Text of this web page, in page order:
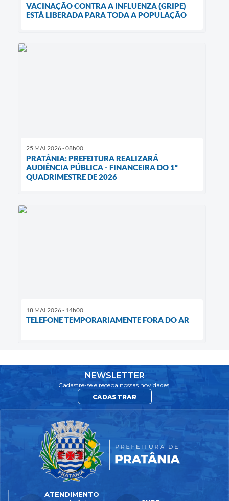
VACINAÇÃO CONTRA A INFLUENZA (GRIPE)
ESTÁ LIBERADA PARA TODA A POPULAÇÃO
25 MAI 2026 - 08h00
PRATÂNIA: PREFEITURA REALIZARÁ
AUDIÊNCIA PÚBLICA - FINANCEIRA DO 1º
QUADRIMESTRE DE 2026
18 MAI 2026 - 14h00
TELEFONE TEMPORARIAMENTE FORA DO AR
NEWSLETTER
Cadastre-se e receba nossas novidades!
CADASTRAR
ATENDIMENTO